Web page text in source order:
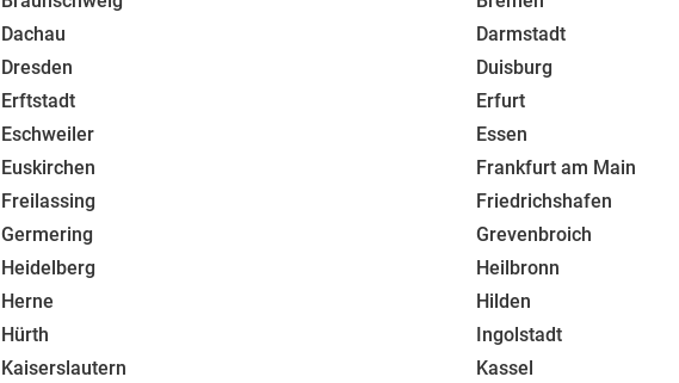
Dachau
Darmstadt
Dresden
Duisburg
Erftstadt
Erfurt
Eschweiler
Essen
Euskirchen
Frankfurt am Main
Freilassing
Friedrichshafen
Germering
Grevenbroich
Heidelberg
Heilbronn
Herne
Hilden
Hürth
Ingolstadt
Kaiserslautern
Kassel